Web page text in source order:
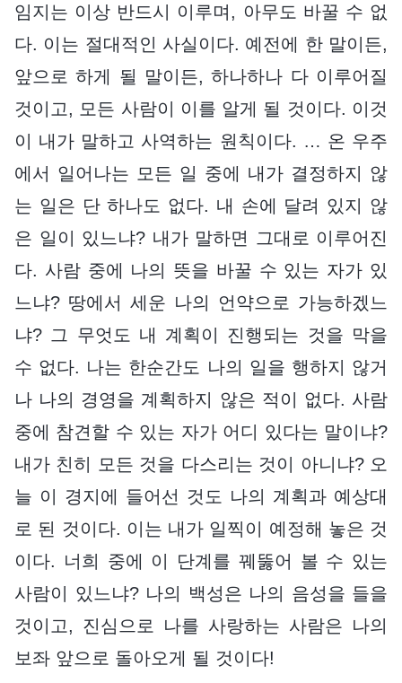
임지는 이상 반드시 이루며, 아무도 바꿀 수 없
다. 이는 절대적인 사실이다. 예전에 한 말이든,
앞으로 하게 될 말이든, 하나하나 다 이루어질
것이고, 모든 사람이 이를 알게 될 것이다. 이것
이 내가 말하고 사역하는 원칙이다. … 온 우주
에서 일어나는 모든 일 중에 내가 결정하지 않
는 일은 단 하나도 없다. 내 손에 달려 있지 않
은 일이 있느냐? 내가 말하면 그대로 이루어진
다. 사람 중에 나의 뜻을 바꿀 수 있는 자가 있
느냐? 땅에서 세운 나의 언약으로 가능하겠느
냐? 그 무엇도 내 계획이 진행되는 것을 막을
수 없다. 나는 한순간도 나의 일을 행하지 않거
나 나의 경영을 계획하지 않은 적이 없다. 사람
중에 참견할 수 있는 자가 어디 있다는 말이냐?
내가 친히 모든 것을 다스리는 것이 아니냐? 오
늘 이 경지에 들어선 것도 나의 계획과 예상대
로 된 것이다. 이는 내가 일찍이 예정해 놓은 것
이다. 너희 중에 이 단계를 꿰뚫어 볼 수 있는
사람이 있느냐? 나의 백성은 나의 음성을 들을
것이고, 진심으로 나를 사랑하는 사람은 나의
보좌 앞으로 돌아오게 될 것이다!